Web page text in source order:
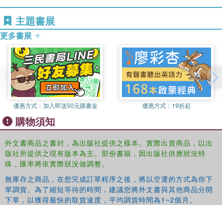
主題書展
更多書展
優惠方式： 加入即送50元購書金 優惠方式： 19折起
購物須知
外文書商品之書封，為出版社提供之樣本。實際出貨商品，以出
版社所提供之現有版本為主。部份書籍，因出版社供應狀況特
殊，匯率將依實際狀況做調整。
無庫存之商品，在您完成訂單程序之後，將以空運的方式為你下
單調貨。為了縮短等待的時間，建議您將外文書與其他商品分開
下單，以獲得最快的取貨速度，平均調貨時間為1~2個月。